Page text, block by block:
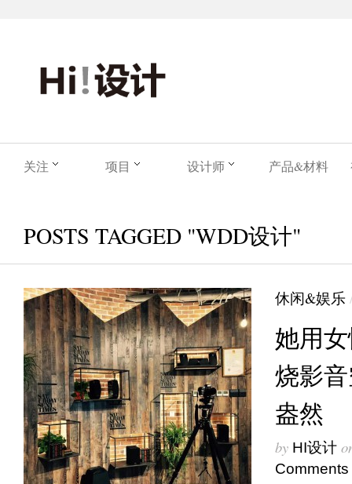
关注 项目 设计师 产品&材料
POSTS TAGGED "WDD设计"
休闲&娱乐
她用
烧影
盎然
by HI设计
Comments